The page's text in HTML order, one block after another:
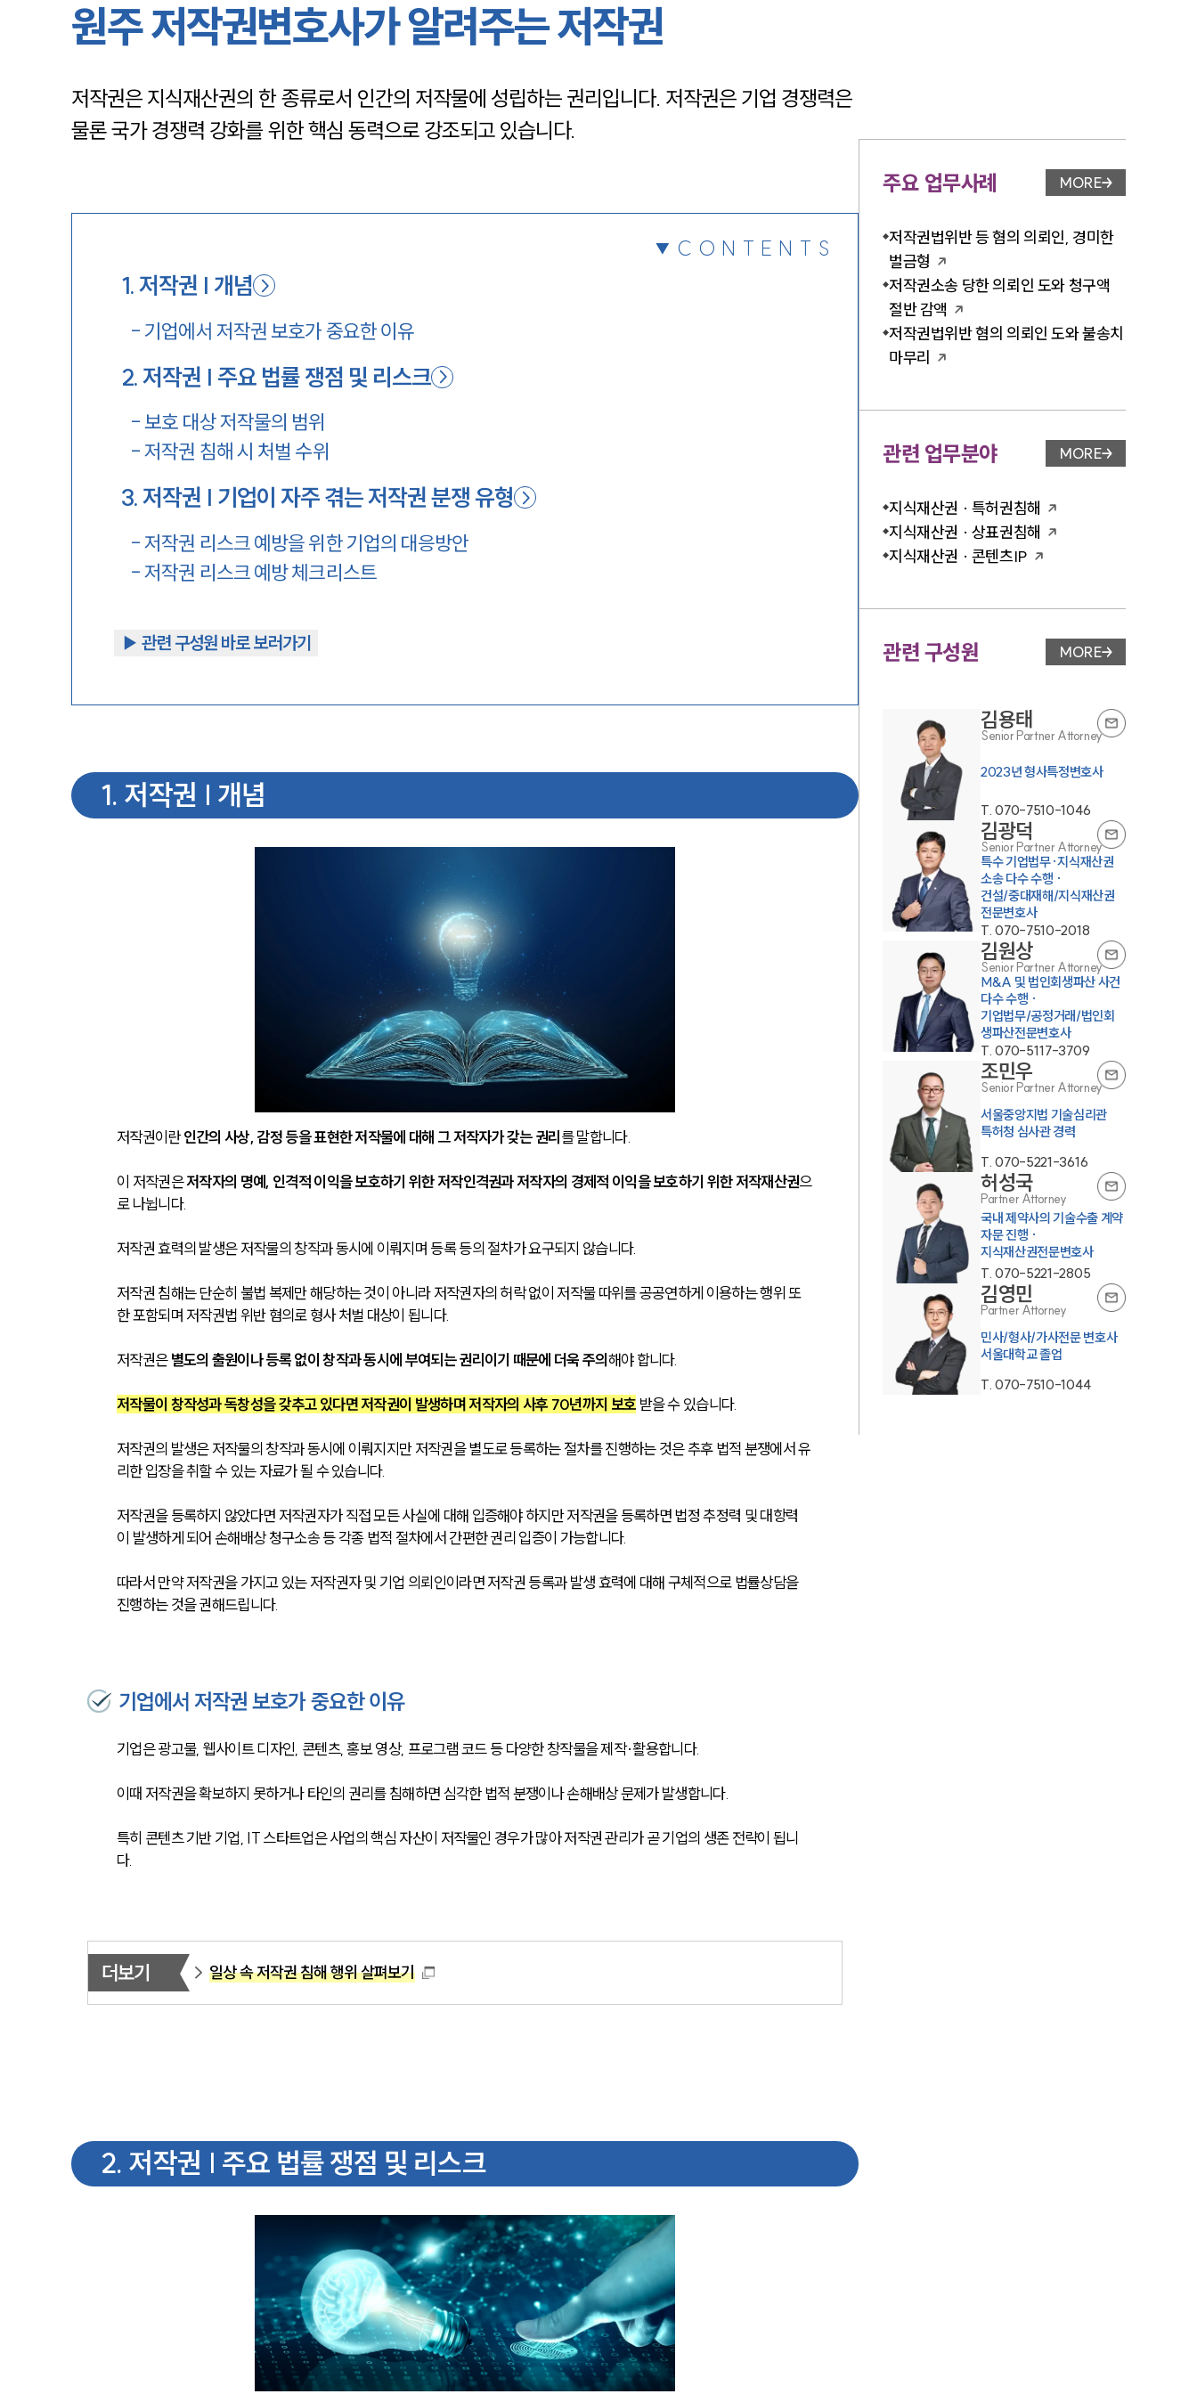
1800-7905
원주 저작권변호사가 알려주는 저작권
저작권은 지식재산권의 한 종류로서 인간의 저작물에 성립하는 권리입니다. 저작권은 기업 경쟁력은
물론 국가 경쟁력 강화를 위한 핵심 동력으로 강조되고 있습니다.
CONTENTS
1.저작권 | 개념
- 기업에서 저작권 보호가 중요한 이유
2.저작권 | 주요 법률 쟁점 및 리스크
- 보호 대상 저작물의 범위
-저작권 침해 시 처벌 수위
3.저작권 | 기업이 자주 겪는 저작권 분쟁 유형
-저작권 리스크 예방을 위한 기업의 대응방안
-저작권 리스크 예방 체크리스트
▶︎ 관련 구성원 바로 보러가기
1. 저작권 | 개념
저작권이란 인간의 사상, 감정 등을 표현한 저작물에 대해 그 저작자가 갖는 권리 를 말합니다.
이 저작권은 저작자의 명예, 인격적 이익을 보호하기 위한 저작인격권과 저작자의 경제적 이익을 보호하기 위한 저작재산권으
로 나뉩니다.
저작권 효력의 발생은 저작물의 창작과 동시에 이뤄지며 등록 등의 절차가 요구되지 않습니다.
저작권 침해는 단순히 불법 복제만 해당하는 것이 아니라 저작권자의 허락 없이 저작물 따위를 공공연하게 이용하는 행위 또
한 포함되며 저작권법 위반 혐의로 형사 처벌 대상이 됩니다.
저작권은 별도의 출원이나 등록 없이 창작과 동시에 부여되는 권리이기 때문에 더욱 주의해야 합니다.
저작물이 창작성과 독창성을 갖추고 있다면 저작권이 발생하며 저작자의 사후 70년까지 보호 받을 수 있습니다.
저작권의 발생은 저작물의 창작과 동시에 이뤄지지만 저작권을 별도로 등록하는 절차를 진행하는 것은 추후 법적 분쟁에서 유
리한 입장을 취할 수 있는 자료가 될 수 있습니다.
저작권을 등록하지 않았다면 저작권자가 직접 모든 사실에 대해 입증해야 하지만 저작권을 등록하면 법정 추정력 및 대항력
이 발생하게 되어 손해배상 청구소송 등 각종 법적 절차에서 간편한 권리 입증이 가능합니다.
따라서 만약 저작권을 가지고 있는 저작권자 및 기업 의뢰인이라면 저작권 등록과 발생 효력에 대해 구체적으로 법률상담을
진행하는 것을 권해드립니다.
기업에서 저작권 보호가 중요한 이유
기업은 광고물, 웹사이트 디자인, 콘텐츠, 홍보 영상, 프로그램 코드 등 다양한 창작물을 제작·활용합니다.
이때 저작권을 확보하지 못하거나 타인의 권리를 침해하면 심각한 법적 분쟁이나 손해배상 문제가 발생합니다.
특히 콘텐츠 기반 기업, IT 스타트업은 사업의 핵심 자산이 저작물인 경우가 많아 저작권 관리가 곧 기업의 생존 전략이 됩니
다.
더보기 일상 속 저작권 침해 행위 살펴보기
2. 저작권 | 주요 법률 쟁점 및 리스크
주요 업무사례 업무사례 페이지 이
MORE
저작권법위반 등 혐의 의뢰인, 경미한
벌금형
저작권소송 당한 의뢰인 도와 청구액
절반 감액
저작권법위반 혐의 의뢰인 도와 불송치
마무리
관련 업무분야 업무분야 페이지 이
MORE
지식재산권 · 특허권침해
지식재산권 · 상표권침해
지식재산권 · 콘텐츠IP
관련 구성원 변호사 페이지 이동
MORE
김용태
Senior Partner Attorney
2023년 형사특정변호사
T.070-7510-1046
김광덕
Senior Partner Attorney
특수 기업법무·지식재산권
소송 다수 수행 ·
건설/중대재해/지식재산권
전문변호사
T.070-7510-2018
김원상
Senior Partner Attorney
M&A 및 법인회생파산 사건
다수 수행 ·
기업법무/공정거래/법인회
생파산전문변호사
T.070-5117-3709
조민우
Senior Partner Attorney
서울중앙지법 기술심리관
특허청 심사관 경력
T.070-5221-3616
허성국
Partner Attorney
국내 제약사의 기술수출 계약
자문 진행 ·
지식재산권전문변호사
T.070-5221-2805
김영민
Partner Attorney
민사/형사/가사전문 변호사
서울대학교 졸업
T.070-7510-1044